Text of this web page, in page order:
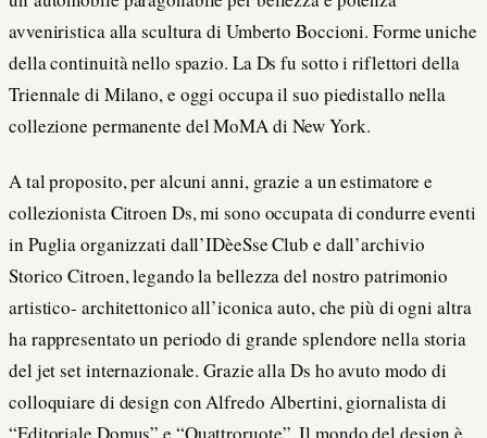
avveniristica alla scultura di Umberto Boccioni. Forme uniche
della continuità nello spazio. La Ds fu sotto i riflettori della
Triennale di Milano, e oggi occupa il suo piedistallo nella
collezione permanente del MoMA di New York.
A tal proposito, per alcuni anni, grazie a un estimatore e
collezionista Citroen Ds, mi sono occupata di condurre eventi
in Puglia organizzati dall’IDèeSse Club e dall’archivio
Storico Citroen, legando la bellezza del nostro patrimonio
artistico- architettonico all’iconica auto, che più di ogni altra
ha rappresentato un periodo di grande splendore nella storia
del jet set internazionale. Grazie alla Ds ho avuto modo di
colloquiare di design con Alfredo Albertini, giornalista di